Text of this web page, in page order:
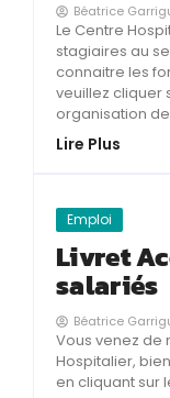
Béatrice
Le Centre
stagiaires au
connaitre les
veuillez cliquer
organisation
Lire Plus
Emploi
Livret
salariés
Béatrice
Vous venez de
Hospitalier,
en cliquant sur